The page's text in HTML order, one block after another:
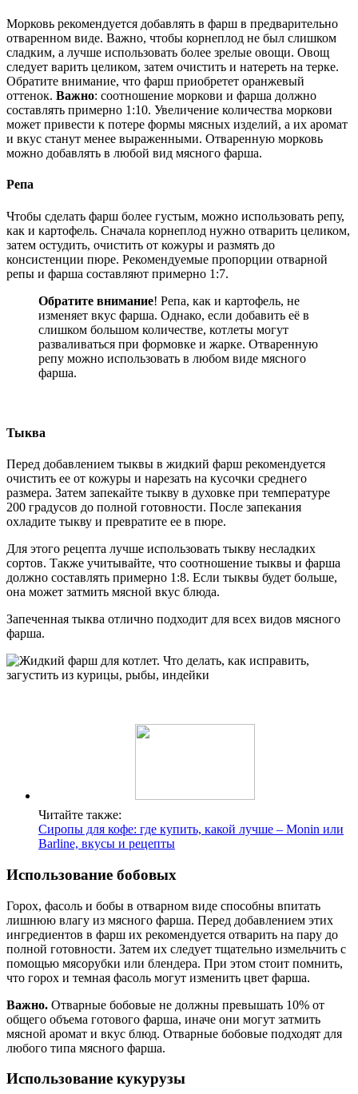
Морковь рекомендуется добавлять в фарш в предварительно
отваренном виде. Важно, чтобы корнеплод не был слишком
сладким, а лучше использовать более зрелые овощи. Овощ
следует варить целиком, затем очистить и натереть на терке.
Обратите внимание, что фарш приобретет оранжевый
оттенок. Важно: соотношение моркови и фарша должно
составлять примерно 1:10. Увеличение количества моркови
может привести к потере формы мясных изделий, а их аромат
и вкус станут менее выраженными. Отваренную морковь
можно добавлять в любой вид мясного фарша.
Репа
Чтобы сделать фарш более густым, можно использовать репу,
как и картофель. Сначала корнеплод нужно отварить целиком,
затем остудить, очистить от кожуры и размять до
консистенции пюре. Рекомендуемые пропорции отварной
репы и фарша составляют примерно 1:7.
Обратите внимание! Репа, как и картофель, не
изменяет вкус фарша. Однако, если добавить её в
слишком большом количестве, котлеты могут
разваливаться при формовке и жарке. Отваренную
репу можно использовать в любом виде мясного
фарша.
Тыква
Перед добавлением тыквы в жидкий фарш рекомендуется
очистить ее от кожуры и нарезать на кусочки среднего
размера. Затем запекайте тыкву в духовке при температуре
200 градусов до полной готовности. После запекания
охладите тыкву и превратите ее в пюре.
Для этого рецепта лучше использовать тыкву несладких
сортов. Также учитывайте, что соотношение тыквы и фарша
должно составлять примерно 1:8. Если тыквы будет больше,
она может затмить мясной вкус блюда.
Запеченная тыква отлично подходит для всех видов мясного
фарша.
Читайте также:
Сиропы для кофе: где купить, какой лучше – Monin или
Вarline, вкусы и рецепты
Использование бобовых
Горох, фасоль и бобы в отварном виде способны впитать
лишнюю влагу из мясного фарша. Перед добавлением этих
ингредиентов в фарш их рекомендуется отварить на пару до
полной готовности. Затем их следует тщательно измельчить с
помощью мясорубки или блендера. При этом стоит помнить,
что горох и темная фасоль могут изменить цвет фарша.
Важно. Отварные бобовые не должны превышать 10% от
общего объема готового фарша, иначе они могут затмить
мясной аромат и вкус блюд. Отварные бобовые подходят для
любого типа мясного фарша.
Использование кукурузы